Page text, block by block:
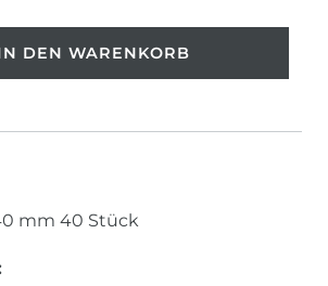
DEN WARENKORB
mm 40 Stück